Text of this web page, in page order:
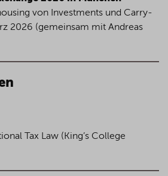
von Investments und Carry-
2026 (gemeinsam mit Andreas
Tax Law (King’s College